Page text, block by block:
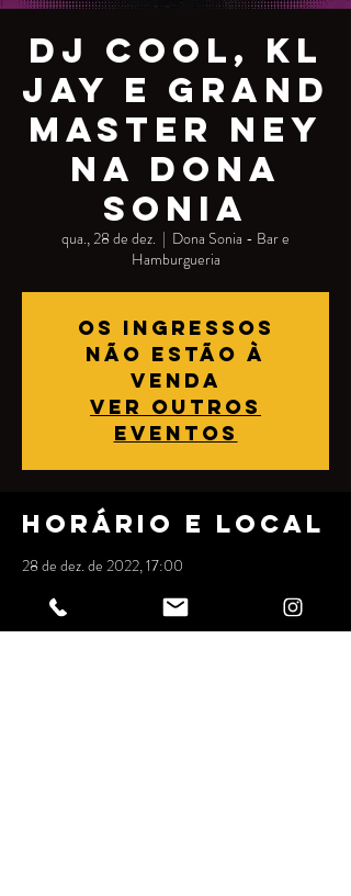
DJ Cool, KL
Jay e Grand
Master Ney
na Dona
Sonia
qua., 28 de dez.
  |
Dona Sonia - Bar e
Hamburgueria
Os ingressos
não estão à
venda
Ver outros
eventos
Horário e local
28 de dez. de 2022, 17:00
Rebollo Perez, 489 - Jardim Peri Peri, São Paulo
- SP, 05538-010, Brazil